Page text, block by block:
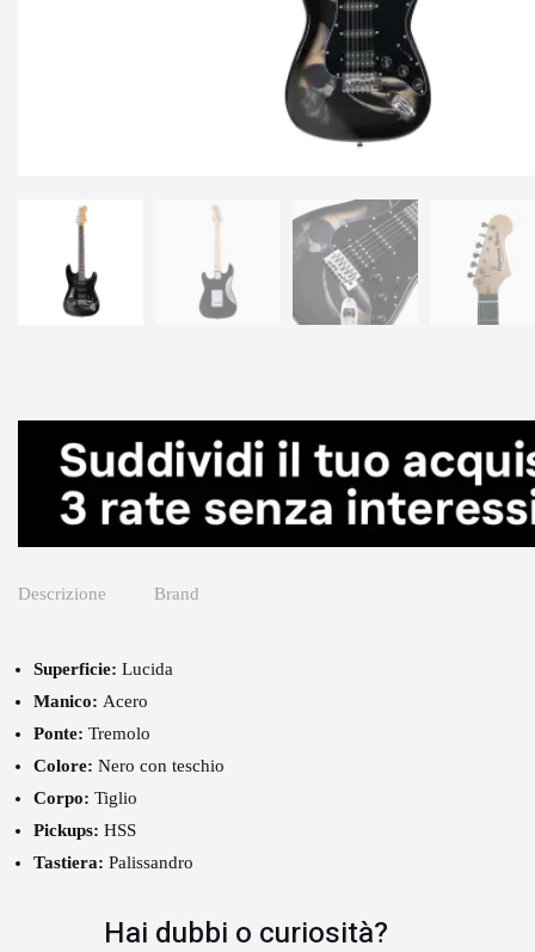
Descrizione Brand
Superficie: Lucida
Manico: Acero
Ponte: Tremolo
Colore: Nero con teschio
Corpo: Tiglio
Pickups: HSS
Tastiera: Palissandro
Hai dubbi o curiosità?